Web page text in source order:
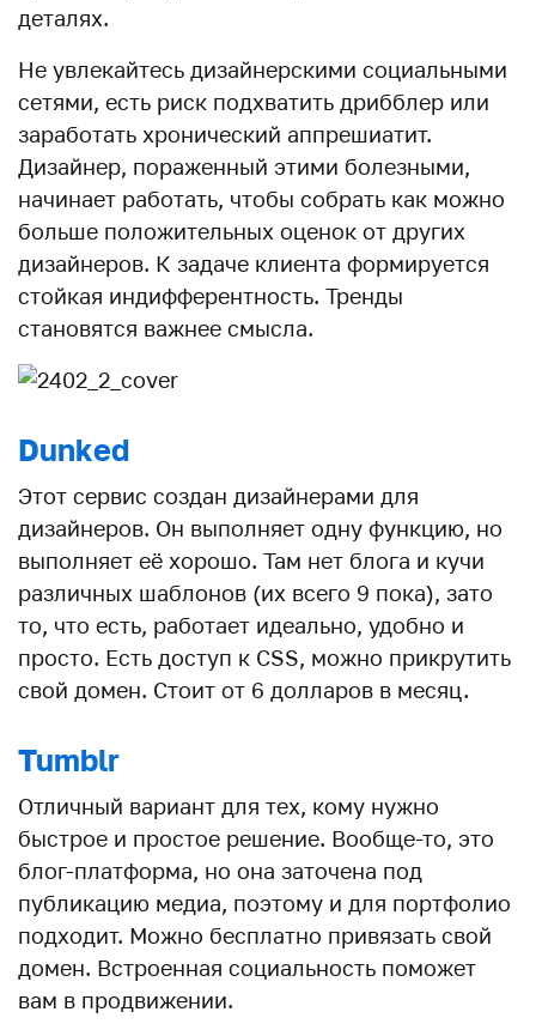
деталях.
Не увлекайтесь дизайнерскими социальными
сетями, есть риск подхватить дрибблер или
заработать хронический аппрешиатит.
Дизайнер, пораженный этими болезными,
начинает работать, чтобы собрать как можно
больше положительных оценок от других
дизайнеров. К задаче клиента формируется
стойкая индифферентность. Тренды
становятся важнее смысла.
Dunked
Этот сервис создан дизайнерами для
дизайнеров. Он выполняет одну функцию, но
выполняет её хорошо. Там нет блога и кучи
различных шаблонов (их всего 9 пока), зато
то, что есть, работает идеально, удобно и
просто. Есть доступ к CSS, можно прикрутить
свой домен. Стоит от 6 долларов в месяц.
Tumblr
Отличный вариант для тех, кому нужно
быстрое и простое решение. Вообще-то, это
блог-платформа, но она заточена под
публикацию медиа, поэтому и для портфолио
подходит. Можно бесплатно привязать свой
домен. Встроенная социальность поможет
вам в продвижении.